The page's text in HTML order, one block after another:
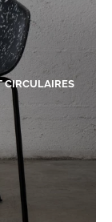
CIRCULAIRES